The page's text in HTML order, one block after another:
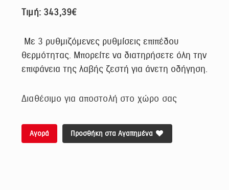
Τιμή: 343,39€
Με 3 ρυθμιζόμενες ρυθμίσεις επιπέδου
θερμότητας. Μπορείτε να διατηρήσετε όλη την
επιφάνεια της λαβής ζεστή για άνετη οδήγηση.
Διαθέσιμο για αποστολή στο χώρο σας
Αγορά Προσθήκη στα Αγαπημένα